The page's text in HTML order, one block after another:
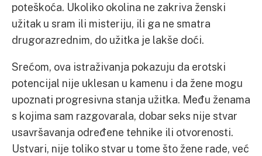
poteškoća. Ukoliko okolina ne zakriva ženski
užitak u sram ili misteriju, ili ga ne smatra
drugorazrednim, do užitka je lakše doći.
Srećom, ova istraživanja pokazuju da erotski
potencijal nije uklesan u kamenu i da žene mogu
upoznati progresivna stanja užitka. Među ženama
s kojima sam razgovarala, dobar seks nije stvar
usavršavanja određene tehnike ili otvorenosti.
Ustvari, nije toliko stvar u tome što žene rade, već